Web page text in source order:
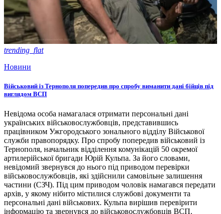
trending_flat
Новини
Військовий із Тернополя попередив про спробу виманити дані бійців під
виглядом ВСП
Невідома особа намагалася отримати персональні дані
українських військовослужбовців, представившись
працівником Ужгородського зонального відділу Військової
служби правопорядку. Про спробу попередив військовий із
Тернополя, начальник відділення комунікацій 50 окремої
артилерійської бригади Юрій Кульпа. За його словами,
невідомий звернувся до нього під приводом перевірки
військовослужбовців, які здійснили самовільне залишення
частини (СЗЧ). Під цим приводом чоловік намагався передати
архів, у якому нібито містилися службові документи та
персональні дані військових. Кульпа вирішив перевірити
інформацію та звернувся до військовослужбовців ВСП.